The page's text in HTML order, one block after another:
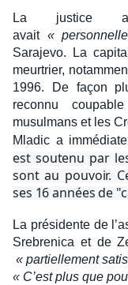
La justice a
avait «
Sarajevo. La
meurtrier,
1996. De façon
reconnu
musulmans et les
Mladic a
est soutenu par
sont au pouvoir.
ses 16 années de
La présidente de
Srebrenica et de
« partiellement
« C’est plus que